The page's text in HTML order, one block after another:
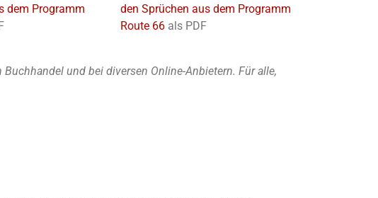
dem Programm
den Sprüchen aus dem Programm
Route 66 als PDF
und bei diversen Online-Anbietern. Für alle,